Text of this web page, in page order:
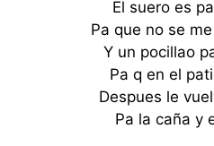
El suero es
Pa que no se
Y un pocillao
Pa q en el
Despues le
Pa la caña y